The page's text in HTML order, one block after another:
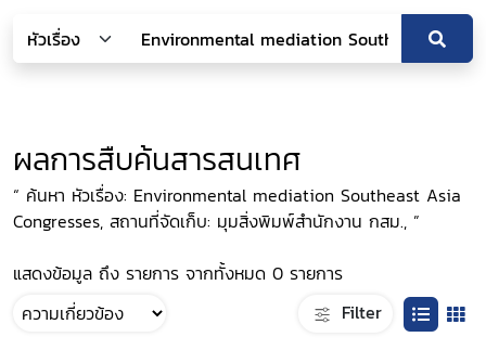
ผลการสืบค้นสารสนเทศ
“ ค้นหา หัวเรื่อง: Environmental mediation Southeast Asia
Congresses, สถานที่จัดเก็บ: มุมสิ่งพิมพ์สำนักงาน กสม., ”
แสดงข้อมูล ถึง รายการ จากทั้งหมด 0 รายการ
Filter